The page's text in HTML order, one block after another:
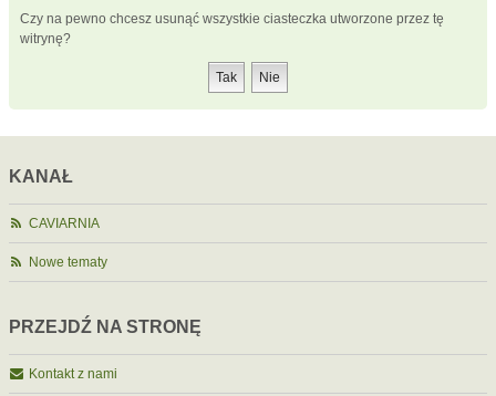
Czy na pewno chcesz usunąć wszystkie ciasteczka utworzone przez tę
witrynę?
KANAŁ
CAVIARNIA
Nowe tematy
PRZEJDŹ NA STRONĘ
Kontakt z nami